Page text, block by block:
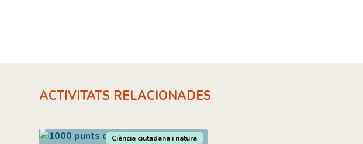
ACTIVITATS RELACIONADES
Ciència ciutadana i natura